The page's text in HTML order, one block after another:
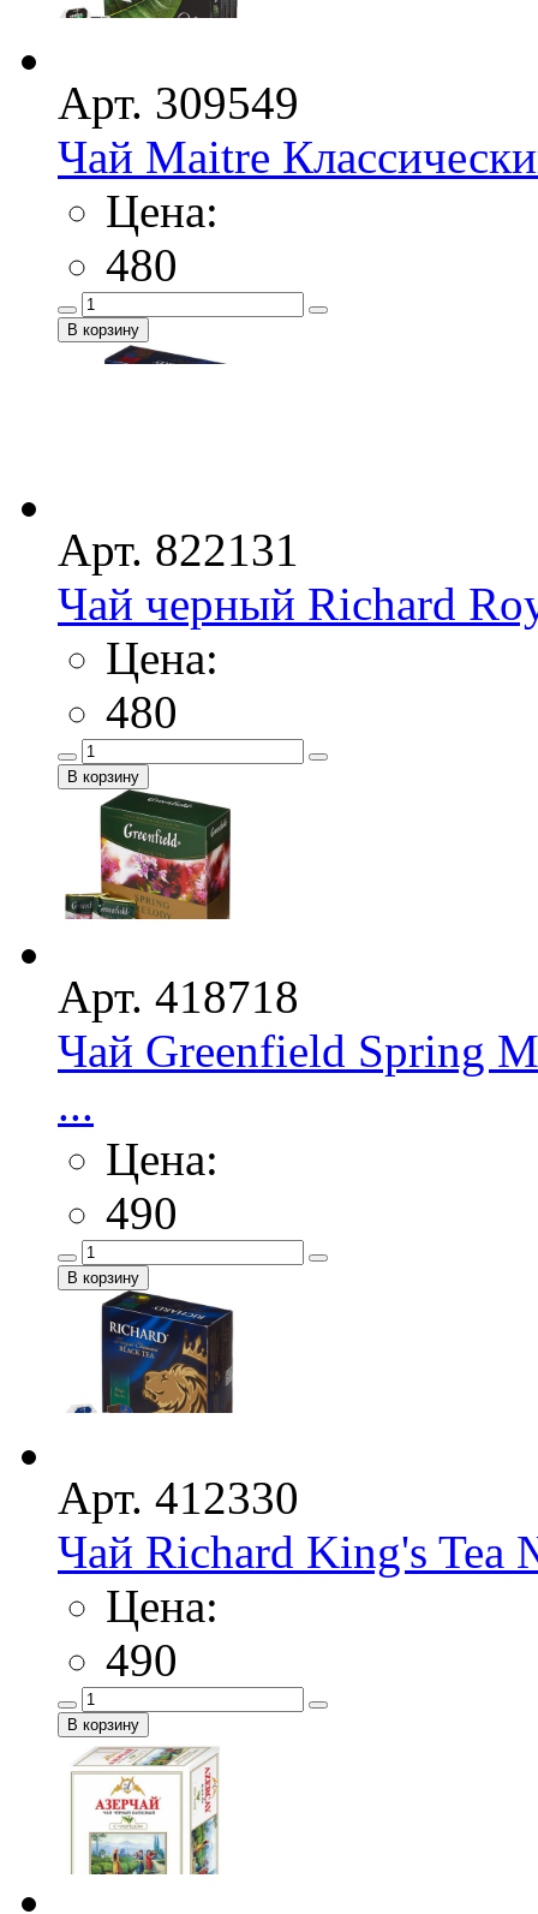
Арт. 309549
Чай Maitre
Цена:
480
Арт. 822131
Чай черный Richard
Цена:
480
Арт. 418718
Чай Greenfield Spring
...
Цена:
490
Арт. 412330
Чай Richard King's Tea
Цена:
490